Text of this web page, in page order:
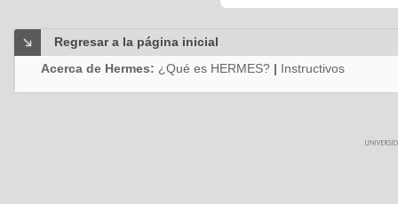
Regresar a la página inicial
Acerca de Hermes: ¿Qué es HERMES? | Instructivos